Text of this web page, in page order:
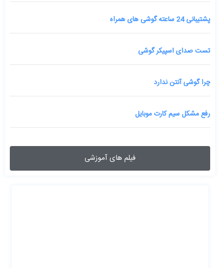
پشتیبانی 24 ساعته گوشی های همراه
تست صدای اسپیکر گوشی
چرا گوشی آنتن ندارد
رفع مشکل سیم کارت موبایل
فیلم های آموزشی